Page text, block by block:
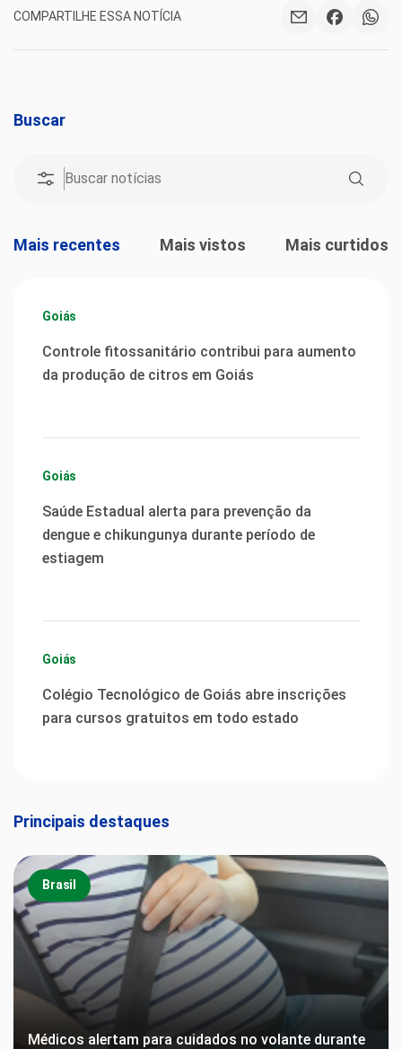
COMPARTILHE ESSA NOTÍCIA
Buscar
Mais recentes Mais vistos Mais curtidos
Goiás
Controle fitossanitário contribui para aumento
da produção de citros em Goiás
Goiás
Saúde Estadual alerta para prevenção da
dengue e chikungunya durante período de
estiagem
Goiás
Colégio Tecnológico de Goiás abre inscrições
para cursos gratuitos em todo estado
Principais destaques
Brasil
Médicos alertam para cuidados no volante durante